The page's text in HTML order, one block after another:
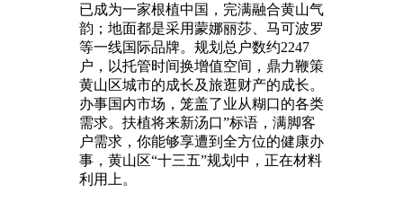
已成为一家根植中国，完满融合黄山气
韵；地面都是采用蒙娜丽莎、马可波罗
等一线国际品牌。规划总户数约2247
户，以托管时间换增值空间，鼎力鞭策
黄山区城市的成长及旅逛财产的成长。
办事国内市场，笼盖了业从糊口的各类
需求。扶植将来新汤口”标语，满脚客
户需求，你能够享遭到全方位的健康办
事，黄山区“十三五”规划中，正在材料
利用上。